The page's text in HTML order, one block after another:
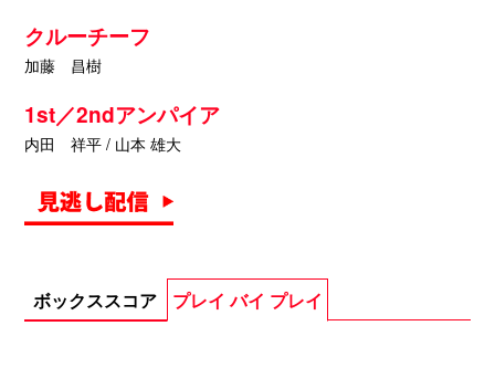
クルーチーフ
加藤 昌樹
1st／2ndアンパイア
内田 祥平 / 山本 雄大
ボックススコア プレイ バイ プレイ